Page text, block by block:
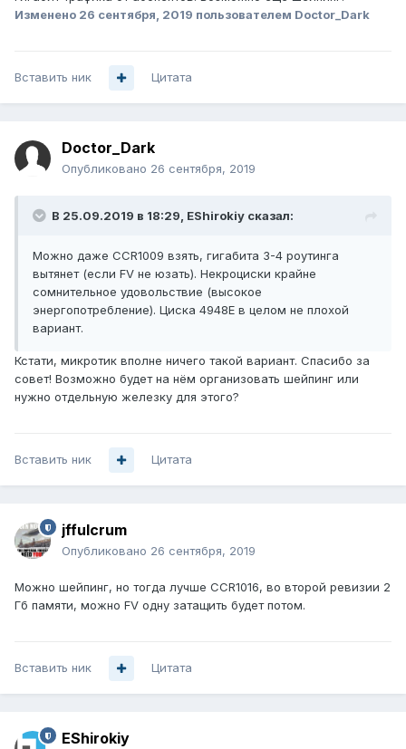
Изменено 26 сентября, 2019 пользователем Doctor_Dark
Вставить ник Цитата
Doctor_Dark
Опубликовано 26 сентября, 2019
В 25.09.2019 в 18:29, EShirokiy сказал:
Можно даже CCR1009 взять, гигабита 3-4 роутинга
вытянет (если FV не юзать). Некроциски крайне
сомнительное удовольствие (высокое
энергопотребление). Циска 4948E в целом не плохой
вариант.
Кстати, микротик вполне ничего такой вариант. Спасибо за
совет! Возможно будет на нём организовать шейпинг или
нужно отдельную железку для этого?
Вставить ник Цитата
jffulcrum
Опубликовано 26 сентября, 2019
Можно шейпинг, но тогда лучше CCR1016, во второй ревизии 2
Гб памяти, можно FV одну затащить будет потом.
Вставить ник Цитата
EShirokiy